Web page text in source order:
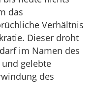
das
Verhältnis
Dieser droht
im Namen des
gelebte
des